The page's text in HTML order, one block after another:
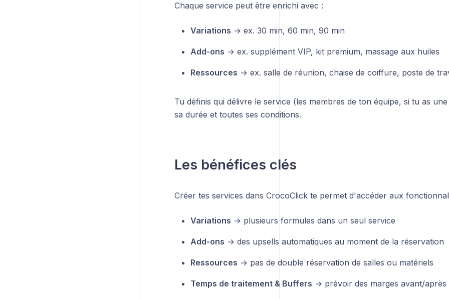
Chaque service peut être enrichi avec :
Variations → ex. 30 min, 60 min, 90 min
Add-ons → ex. supplément VIP, kit premium, massage aux huiles
Ressources → ex. salle de réunion, chaise de coiffure, poste de
Tu définis qui délivre le service (les membres de ton équipe, si tu as
sa durée et toutes ses conditions.
Les bénéfices clés
Créer tes services dans CrocoClick te permet d'accéder aux
Variations → plusieurs formules dans un seul service
Add-ons → des upsells automatiques au moment de la réservation
Ressources → pas de double réservation de salles ou matériels
Temps de traitement & Buffers → prévoir des marges avant/après